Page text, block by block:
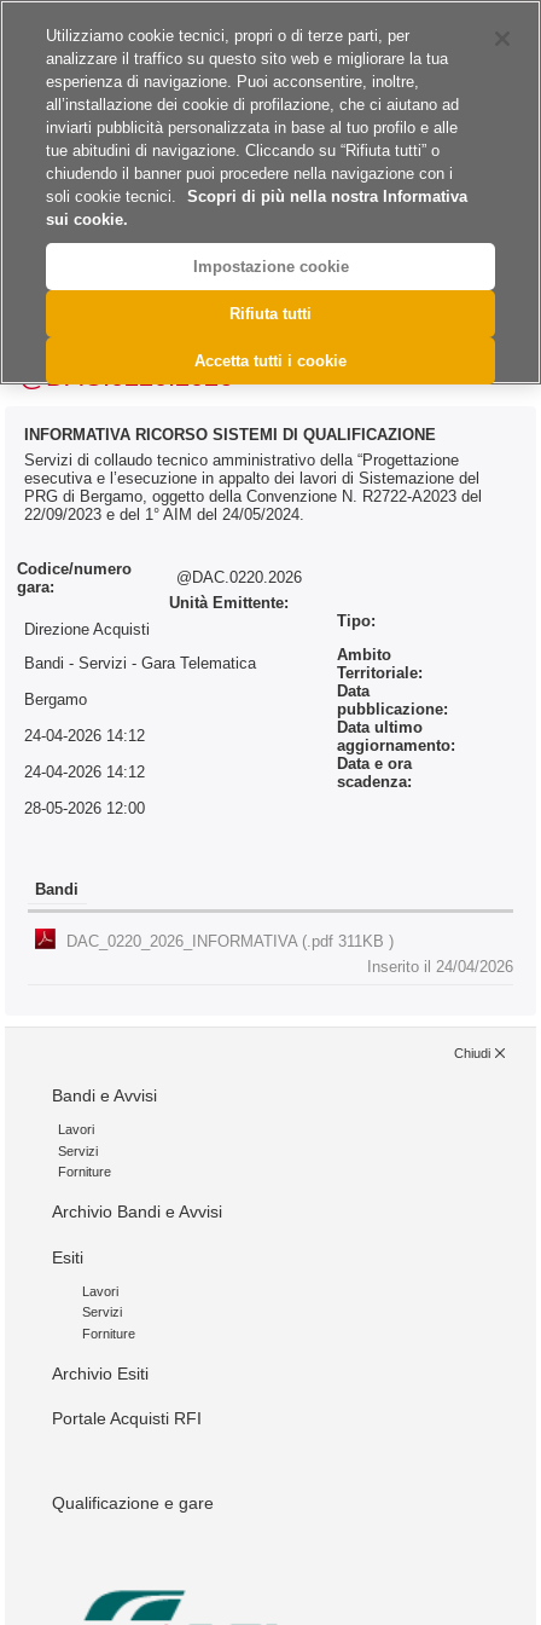
A
@DAC.0220.2026
INFORMATIVA RICORSO SISTEMI DI QUALIFICAZIONE
Servizi di collaudo tecnico amministrativo della “Progettazione
esecutiva e l’esecuzione in appalto dei lavori di Sistemazione del
PRG di Bergamo, oggetto della Convenzione N. R2722-A2023 del
22/09/2023 e del 1° AIM del 24/05/2024.
Codice/numero
gara:
@DAC.0220.2026
Unità Emittente:
Direzione Acquisti
Tipo:
Bandi - Servizi- Gara Telematica
Ambito
Territoriale:
Bergamo
Data
pubblicazione:
24-04-2026 14:12
Data ultimo
aggiornamento:
24-04-2026 14:12
Data e ora
scadenza:
28-05-2026 12:00
Bandi
DAC_0220_2026_INFORMATIVA (.pdf 311KB )
Inserito il 24/04/2026
Chiudi
Bandi e Avvisi
Lavori
Servizi
Forniture
Archivio Bandi e Avvisi
Esiti
Lavori
Servizi
Forniture
Archivio Esiti
Portale Acquisti RFI
Qualificazione e gare
Utilizziamo cookie tecnici, propri o di terze parti, per
analizzare il traffico su questo sito web e migliorare la tua
esperienza di navigazione. Puoi acconsentire, inoltre,
all’installazione dei cookie di profilazione, che ci aiutano ad
inviarti pubblicità personalizzata in base al tuo profilo e alle
tue abitudini di navigazione. Cliccando su “Rifiuta tutti” o
chiudendo il banner puoi procedere nella navigazione con i
soli cookie tecnici.
Scopri di più nella nostra Informativa
sui cookie.
Impostazione cookie
Rifiuta tutti
Accetta tutti i cookie